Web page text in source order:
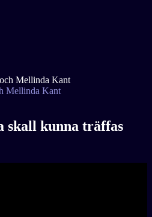
Mellinda Kant
skall kunna träffas